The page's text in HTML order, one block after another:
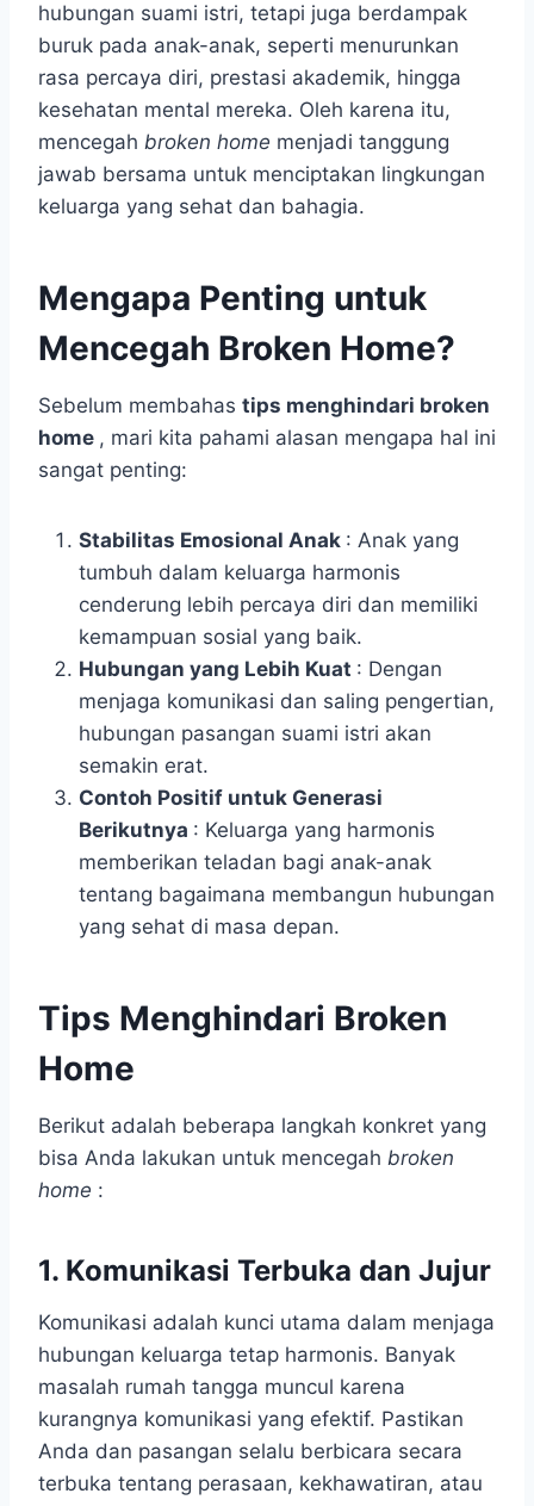
hubungan suami istri, tetapi juga berdampak
buruk pada anak-anak, seperti menurunkan
rasa percaya diri, prestasi akademik, hingga
kesehatan mental mereka. Oleh karena itu,
mencegah broken home menjadi tanggung
jawab bersama untuk menciptakan lingkungan
keluarga yang sehat dan bahagia.
Mengapa Penting untuk
Mencegah Broken Home?
Sebelum membahas tips menghindari broken
home , mari kita pahami alasan mengapa hal ini
sangat penting:
Stabilitas Emosional Anak : Anak yang
tumbuh dalam keluarga harmonis
cenderung lebih percaya diri dan memiliki
kemampuan sosial yang baik.
Hubungan yang Lebih Kuat : Dengan
menjaga komunikasi dan saling pengertian,
hubungan pasangan suami istri akan
semakin erat.
Contoh Positif untuk Generasi
Berikutnya : Keluarga yang harmonis
memberikan teladan bagi anak-anak
tentang bagaimana membangun hubungan
yang sehat di masa depan.
Tips Menghindari Broken
Home
Berikut adalah beberapa langkah konkret yang
bisa Anda lakukan untuk mencegah broken
home :
1. Komunikasi Terbuka dan Jujur
Komunikasi adalah kunci utama dalam menjaga
hubungan keluarga tetap harmonis. Banyak
masalah rumah tangga muncul karena
kurangnya komunikasi yang efektif. Pastikan
Anda dan pasangan selalu berbicara secara
terbuka tentang perasaan, kekhawatiran, atau